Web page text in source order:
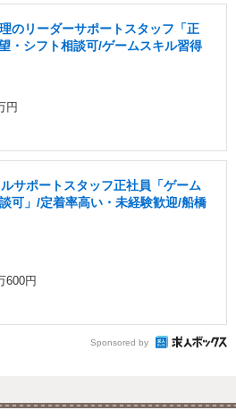
のリーダーサポートスタッフ「正
・シフト相談可/ゲームスキル習得
円
サポートスタッフ正社員「ゲーム
可」/定着率高い・未経験歓迎/船橋
600円
Sponsored by